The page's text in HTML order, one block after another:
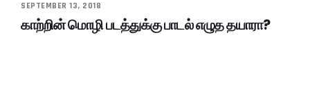
SEPTEMBER 13, 2018
காற்றின் மொழி படத்துக்கு பாடல் எழுத தயாரா?